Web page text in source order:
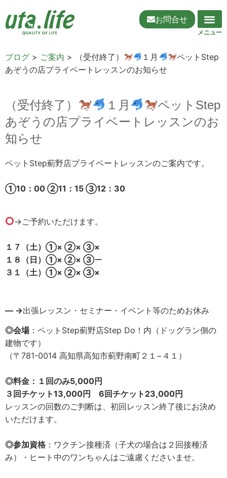
お問合せ
ブログ > ご案内 > （受付終了） １月
ペットStep
あぞうの店プライベートレッスンのお知らせ
（受付終了） １月
ペットStep
あぞうの店プライベートレッスンのお
知らせ
ペットStep薊野店プライベートレッスンのご案内です。
①10：00 ②11：15 ③12：30
→ご予約いただけます。
１７（土）①× ②× ③×
１８（日）①× ②× ③ー
３１（土）①× ②× ③×
— →出張レッスン・セミナー・イベント等のためお休み
◎会場：ペットStep薊野店Step Do！内（ドッグラン側の
建物です）
（〒781-0014 高知県高知市薊野南町２１−４１）
◎料金：１回のみ5,000円
３回チケット13,000円 6回チケット23,000円
レッスンの回数のご判断は、初回レッスン終了後にお決め
いただけます。
◎参加資格 ：ワクチン接種済（子犬の場合は２回接種済
み）・ヒート中のワンちゃんはご遠慮くださいませ。